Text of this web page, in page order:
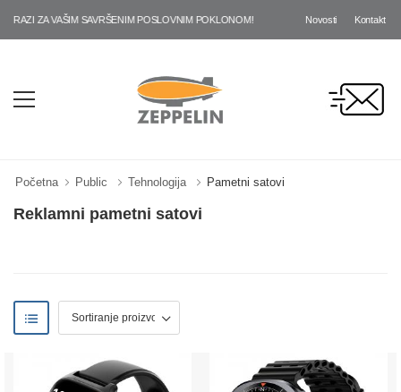
VAŠIM SAVRŠENIM POSLOVNIM POKLONOM! Novosti Kontakt
Početna Public Tehnologija Pametni satovi
Reklamni pametni satovi